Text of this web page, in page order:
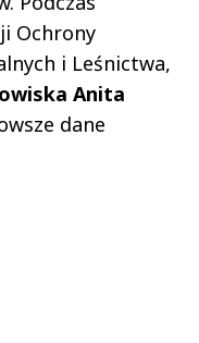
Ochrony
i Leśnictwa,
Anita
dane